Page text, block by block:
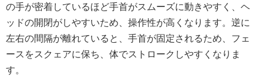
の手が密着しているほど手首がスムーズに動きやすく、ヘ
ッドの開閉がしやすいため、操作性が高くなります。逆に
左右の間隔が離れていると、手首が固定されるため、フェ
ースをスクェアに保ち、体でストロークしやすくなりま
す。